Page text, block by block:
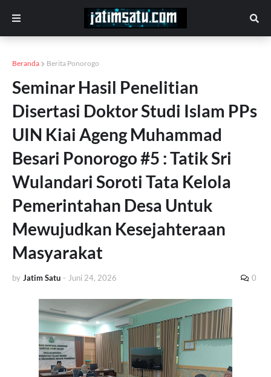
Beranda Berita Ponorogo
Seminar Hasil Penelitian
Disertasi Doktor Studi Islam PPs
UIN Kiai Ageng Muhammad
Besari Ponorogo #5 : Tatik Sri
Wulandari Soroti Tata Kelola
Pemerintahan Desa Untuk
Mewujudkan Kesejahteraan
Masyarakat
by Jatim Satu - Juni 24, 2026 0